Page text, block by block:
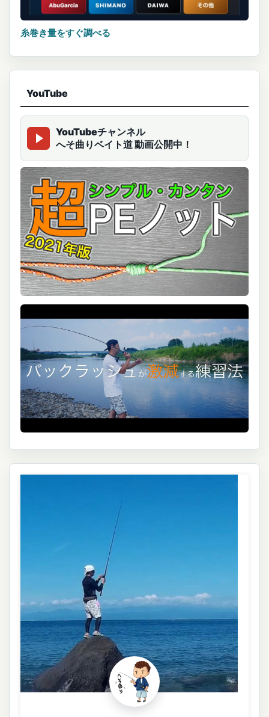
糸巻き量をすぐ調べる
YouTube
YouTubeチャンネル
へそ曲りベイト道 動画公開中！